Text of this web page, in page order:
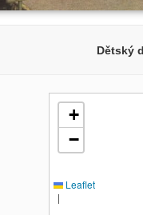
Dětský
+
−
Leaflet
|